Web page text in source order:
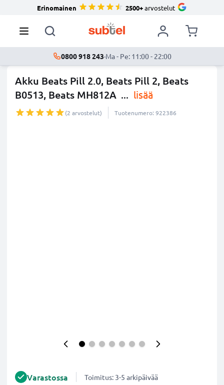
Erinomainen 2500+arvostelut
0800 918 243·Ma - Pe: 11:00 - 22:00
Akku Beats Pill 2.0, Beats Pill 2, Beats
B0513, Beats MH812A ... lisää
(2 arvostelut) Tuotenumero: 922386
Varastossa Toimitus: 3-5 arkipäivää